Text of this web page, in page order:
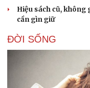
Doanh nghiệp 24h
Doanh nhân
Vì cộng đồng
Hiệu sách cũ,
cần gìn giữ
ĐỜI SỐNG